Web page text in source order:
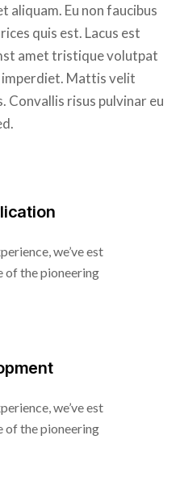
aliquam. Eu non faucibus
quis est. Lacus est
amet tristique volutpat
imperdiet. Mattis velit
Convallis risus pulvinar eu
we’ve est
of the pioneering
we’ve est
of the pioneering